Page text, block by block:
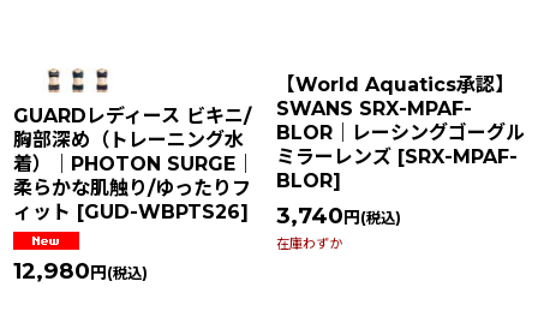
GUARDレディース ビキニ/
胸部深め（トレーニング水
着）｜PHOTON SURGE｜
柔らかな肌触り/ゆったりフ
ィット [GUD-WBPTS26]
12,980円(税込)
【World Aquatics承認】
SWANS SRX-MPAF-
BLOR｜レーシングゴーグル
ミラーレンズ [SRX-MPAF-
BLOR]
3,740円(税込)
在庫わずか